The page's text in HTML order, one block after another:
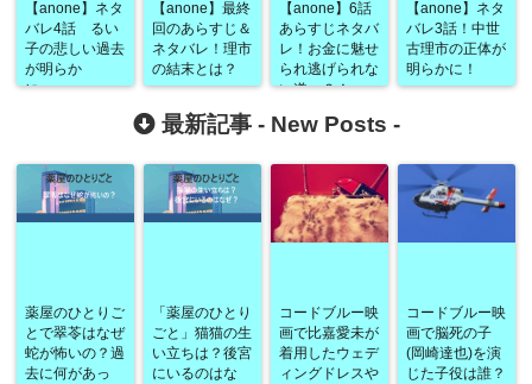
【anone】ネタ
バレ4話 るい
子の悲しい過去
が明らか
に・・・
【anone】最終
回のあらすじ＆
ネタバレ！理市
の結末とは？
【anone】6話
あらすじネタバ
レ！お金に魅せ
られ逃げられな
い道へ？！
【anone】ネタ
バレ3話！中世
古理市の正体が
明らかに！
最新記事 - New Posts -
薬屋のひとりご
とで翠苓はなぜ
蛇が怖いの？過
去に何があっ
「薬屋のひとり
ごと」猫猫の生
い立ちは？後宮
にいるのはな
コードブルー映
画で比嘉愛未が
着用したウェデ
ィングドレスや
コードブルー映
画で脳死の子
(岡崎達也)を演
じた子役は誰？